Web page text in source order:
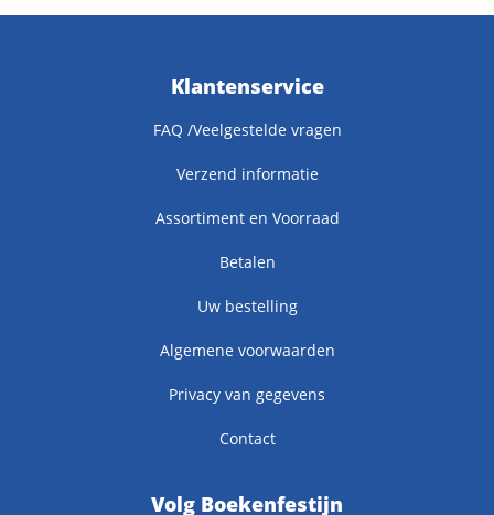
Klantenservice
FAQ /Veelgestelde vragen
Verzend informatie
Assortiment en Voorraad
Betalen
Uw bestelling
Algemene voorwaarden
Privacy van gegevens
Contact
Volg Boekenfestijn